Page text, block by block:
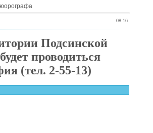
08:16
Подсинской
проводиться
(тел. 2-55-13)